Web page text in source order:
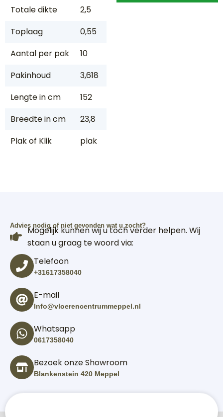
Totale dikte
2,5
Toplaag
0,55
Aantal per pak
10
Pakinhoud
3,618
Lengte in cm
152
Breedte in cm
23,8
Plak of Klik
plak
Advies nodig of niet gevonden wat u zocht?
Mogelijk kunnen wij u toch verder helpen. Wij
staan u graag te woord via:
Telefoon
+31617358040
E-mail
Info@vloerencentrummeppel.nl
Whatsapp
0617358040
Bezoek onze Showroom
Blankenstein 420 Meppel